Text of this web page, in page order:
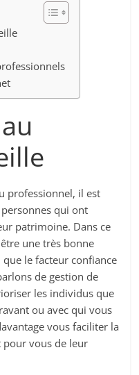
professionnel, il est
qui ont
patrimoine. Dans ce
une très bonne
le facteur confiance
de gestion de
les individus que
ou avec qui vous
vous faciliter la
vous de leur